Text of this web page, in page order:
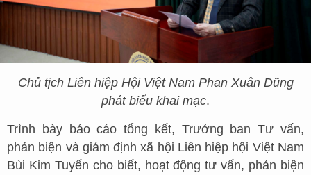
Chủ tịch Liên hiệp Hội Việt Nam Phan Xuân Dũng
phát biểu khai mạc.
Trình bày báo cáo tổng kết, Trưởng ban Tư vấn,
phản biện và giám định xã hội Liên hiệp hội Việt Nam
Bùi Kim Tuyến cho biết, hoạt động tư vấn, phản biện